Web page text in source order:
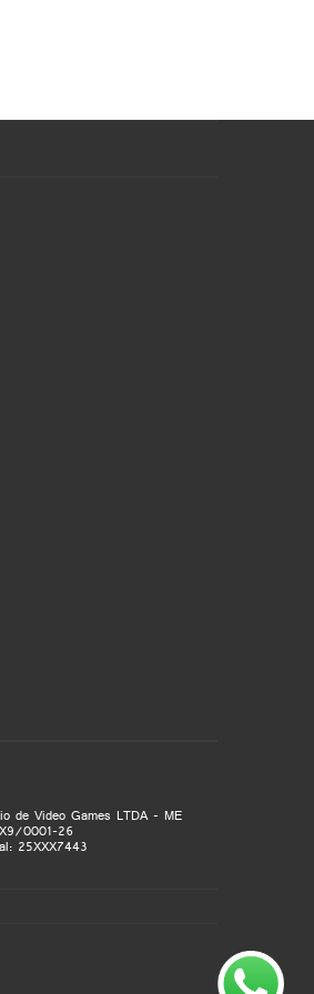
de Video Games LTDA - ME
0001-26
25XXX7443